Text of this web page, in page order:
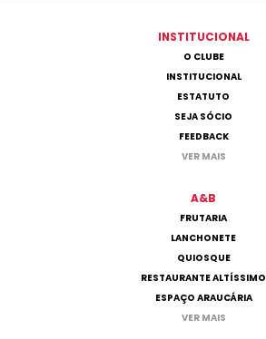
INSTITUCIONAL
O CLUBE
INSTITUCIONAL
ESTATUTO
SEJA SÓCIO
FEEDBACK
VER MAIS
A&B
FRUTARIA
LANCHONETE
QUIOSQUE
RESTAURANTE ALTÍSSIMO
ESPAÇO ARAUCÁRIA
VER MAIS